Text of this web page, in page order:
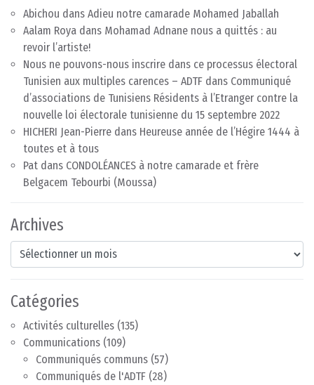
Abichou dans Adieu notre camarade Mohamed Jaballah
Aalam Roya dans Mohamad Adnane nous a quittés : au
revoir l’artiste!
Nous ne pouvons-nous inscrire dans ce processus électoral
Tunisien aux multiples carences – ADTF dans Communiqué
d’associations de Tunisiens Résidents à l’Etranger contre la
nouvelle loi électorale tunisienne du 15 septembre 2022
HICHERI Jean-Pierre dans Heureuse année de l’Hégire 1444 à
toutes et à tous
Pat dans CONDOLÉANCES à notre camarade et frère
Belgacem Tebourbi (Moussa)
Archives
Archives
Catégories
Activités culturelles (135)
Communications (109)
Communiqués communs (57)
Communiqués de l'ADTF (28)